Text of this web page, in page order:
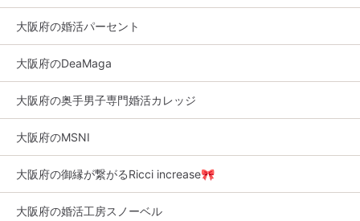
大阪府の婚活パーセント
大阪府のDeaMaga
大阪府の奥手男子専門婚活カレッジ
大阪府のMSNI
大阪府の御縁が繋がるRicci increase🎀
大阪府の婚活工房スノーベル